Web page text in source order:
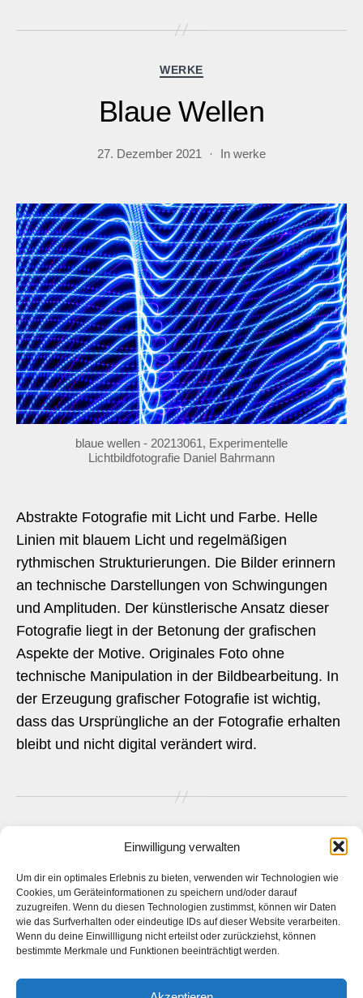
Einwilligung verwalten
Um dir ein optimales Erlebnis zu bieten, verwenden wir Technologien wie
Cookies, um Geräteinformationen zu speichern und/oder darauf
zuzugreifen. Wenn du diesen Technologien zustimmst, können wir Daten
wie das Surfverhalten oder eindeutige IDs auf dieser Website verarbeiten.
Wenn du deine Einwillligung nicht erteilst oder zurückziehst, können
bestimmte Merkmale und Funktionen beeinträchtigt werden.
Kategorien
WERKE
Blaue Wellen
27. Dezember 2021 In werke
blaue wellen - 20213061, Experimentelle
Lichtbildfotografie Daniel Bahrmann
Abstrakte Fotografie mit Licht und Farbe. Helle
Linien mit blauem Licht und regelmäßigen
rythmischen Strukturierungen. Die Bilder erinnern
an technische Darstellungen von Schwingungen
und Amplituden. Der künstlerische Ansatz dieser
Fotografie liegt in der Betonung der grafischen
Aspekte der Motive. Originales Foto ohne
technische Manipulation in der Bildbearbeitung. In
der Erzeugung grafischer Fotografie ist wichtig,
dass das Ursprüngliche an der Fotografie erhalten
bleibt und nicht digital verändert wird.
Seitennummerierung
der
Beiträge
Ältere→
Das ist die Webseite desKünstlers Daniel Bahrmann. Die
Webseite des
Fotografen Daniel Bahrmann finden Sie